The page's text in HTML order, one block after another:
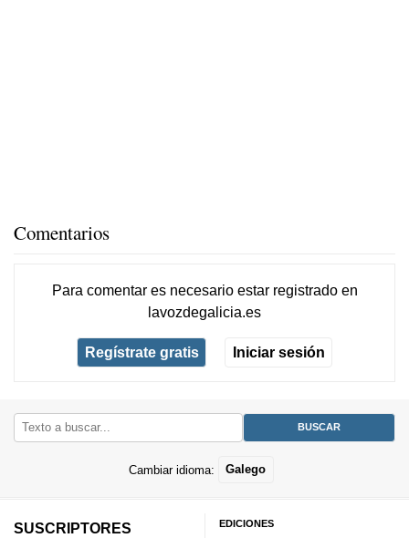
Comentarios
Para comentar es necesario estar registradoen
lavozdegalicia.es
Regístrate gratis Iniciar sesión
Cambiar idioma: Galego
SUSCRIPTORES
EDICIONES